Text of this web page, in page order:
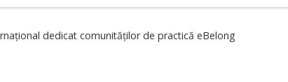
dedicat comunităților de practică eBelong